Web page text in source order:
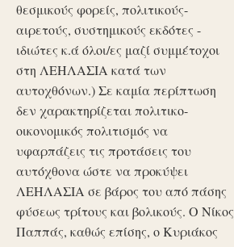
θεσμικούς φορείς, πολιτικούς-
αιρετούς, συστημικούς εκδότες -
ιδιώτες κ.ά όλοι/ες μαζί συμμέτοχοι
στη ΛΕΗΛΑΣΙΑ κατά των
αυτοχθόνων.) Σε καμία περίπτωση
δεν χαρακτηρίζεται πολιτικο-
οικονομικός πολιτισμός να
υφαρπάζεις τις προτάσεις του
αυτόχθονα ώστε να προκύψει
ΛΕΗΛΑΣΙΑ σε βάρος του από πάσης
φύσεως τρίτους και βολικούς. Ο Νίκος
Παππάς, καθώς επίσης, ο Κυριάκος